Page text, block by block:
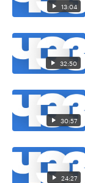
13:04
32:50
30:57
24:27